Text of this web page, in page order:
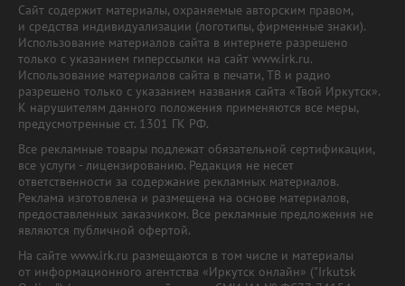
Сайт содержит материалы, охраняемые авторским правом,
и средства индивидуализации (логотипы, фирменные знаки).
Использование материалов сайта в интернете разрешено
только с указанием гиперссылки на сайт www.irk.ru.
Использование материалов сайта в печати, ТВ и радио
разрешено только с указанием названия сайта «Твой Иркутск».
К нарушителям данного положения применяются все меры,
предусмотренные ст. 1301 ГК РФ.
Все рекламные товары подлежат обязательной сертификации,
все услуги - лицензированию. Редакция не несет
ответственности за содержание рекламных материалов.
Реклама изготовлена и размещена на основе материалов,
предоставленных заказчиком. Все рекламные предложения не
являются публичной офертой.
На сайте www.irk.ru размещаются в том числе и материалы
от информационного агентства «Иркутск онлайн» ("Irkutsk